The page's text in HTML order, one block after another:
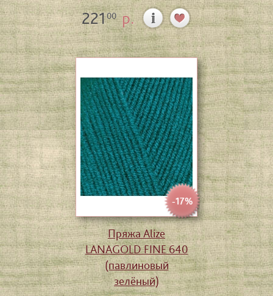
22100р.
-17%
Пряжа Alize
LANAGOLD FINE 640
(павлиновый
зелёный)